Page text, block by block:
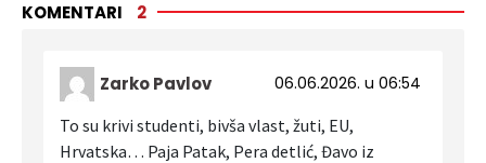
KOMENTARI 2
Zarko Pavlov
06.06.2026. u 06:54
To su krivi studenti, bivša vlast, žuti, EU,
Hrvatska… Paja Patak, Pera detlić, Đavo iz